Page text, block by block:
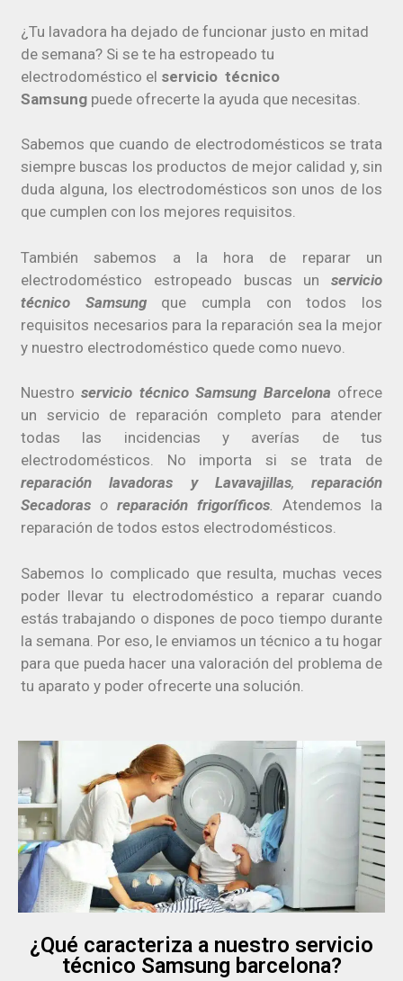
¿Tu lavadora ha dejado de funcionar justo en mitad
de semana? Si se te ha estropeado tu
electrodoméstico el servicio técnico
Samsung puede ofrecerte la ayuda que necesitas.
Sabemos que cuando de electrodomésticos se trata
siempre buscas los productos de mejor calidad y, sin
duda alguna, los electrodomésticos son unos de los
que cumplen con los mejores requisitos.
También sabemos a la hora de reparar un
electrodoméstico estropeado buscas un servicio
técnico Samsungque cumpla con todos los
requisitos necesarios para la reparación sea la mejor
y nuestro electrodoméstico quede como nuevo.
Nuestroservicio técnico Samsung Barcelona ofrece
un servicio de reparación completo para atender
todas las incidencias y averías de tus
electrodomésticos. No importa si se trata de
reparación lavadoras y Lavavajillas, reparación
Secadoras o reparación frigoríficos. Atendemos la
reparación de todos estos electrodomésticos.
Sabemos lo complicado que resulta, muchas veces
poder llevar tu electrodoméstico a reparar cuando
estás trabajando o dispones de poco tiempo durante
la semana. Por eso, le enviamos un técnico a tu hogar
para que pueda hacer una valoración del problema de
tu aparato y poder ofrecerte una solución.
¿Qué caracteriza a nuestro servicio
técnico Samsung barcelona?